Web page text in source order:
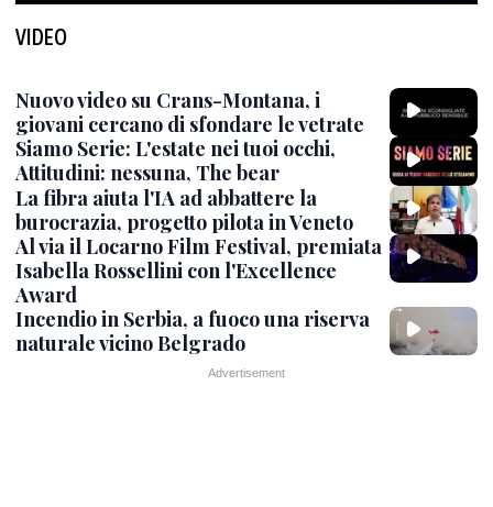
VIDEO
Nuovo video su Crans-Montana, i
giovani cercano di sfondare le vetrate
Siamo Serie: L'estate nei tuoi occhi,
Attitudini: nessuna, The bear
La fibra aiuta l'IA ad abbattere la
burocrazia, progetto pilota in Veneto
Al via il Locarno Film Festival, premiata
Isabella Rossellini con l'Excellence
Award
Incendio in Serbia, a fuoco una riserva
naturale vicino Belgrado